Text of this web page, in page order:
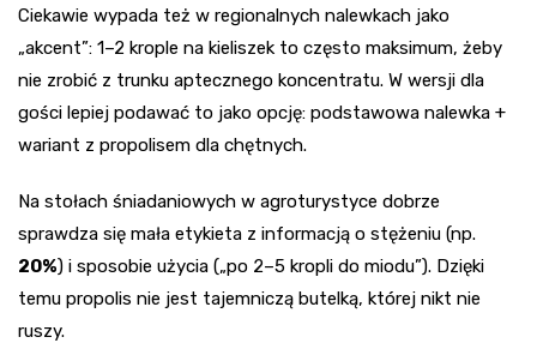
Ciekawie wypada też w regionalnych nalewkach jako
„akcent”: 1–2 krople na kieliszek to często maksimum, żeby
nie zrobić z trunku aptecznego koncentratu. W wersji dla
gości lepiej podawać to jako opcję: podstawowa nalewka +
wariant z propolisem dla chętnych.
Na stołach śniadaniowych w agroturystyce dobrze
sprawdza się mała etykieta z informacją o stężeniu (np.
20%) i sposobie użycia („po 2–5 kropli do miodu”). Dzięki
temu propolis nie jest tajemniczą butelką, której nikt nie
ruszy.